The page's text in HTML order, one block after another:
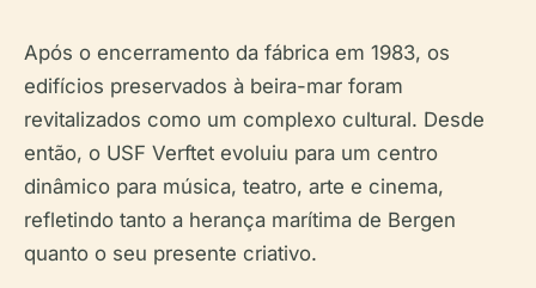
Após o encerramento da fábrica em 1983, os
edifícios preservados à beira-mar foram
revitalizados como um complexo cultural. Desde
então, o USF Verftet evoluiu para um centro
dinâmico para música, teatro, arte e cinema,
refletindo tanto a herança marítima de Bergen
quanto o seu presente criativo.